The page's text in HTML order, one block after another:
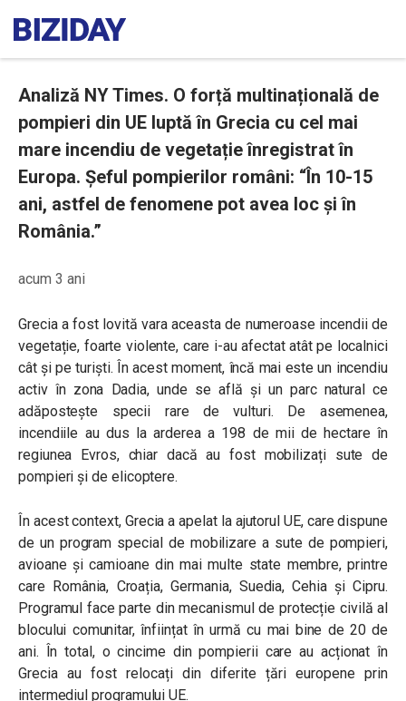
Analiză NY Times. O forță multinațională de
pompieri din UE luptă în Grecia cu cel mai
mare incendiu de vegetație înregistrat în
Europa. Șeful pompierilor români: “În 10-15
ani, astfel de fenomene pot avea loc și în
România.”
acum 3 ani
Grecia a fost lovită vara aceasta de numeroase incendii de
vegetație, foarte violente, care i-au afectat atât pe localnici
cât și pe turiști. În acest moment, încă mai este un incendiu
activ în zona Dadia, unde se află și un parc natural ce
adăpostește specii rare de vulturi. De asemenea,
incendiile au dus la arderea a 198 de mii de hectare în
regiunea Evros, chiar dacă au fost mobilizați sute de
pompieri și de elicoptere.
În acest context, Grecia a apelat la ajutorul UE, care dispune
de un program special de mobilizare a sute de pompieri,
avioane și camioane din mai multe state membre, printre
care România, Croația, Germania, Suedia, Cehia și Cipru.
Programul face parte din mecanismul de protecție civilă al
blocului comunitar, înființat în urmă cu mai bine de 20 de
ani. În total, o cincime din pompierii care au acționat în
Grecia au fost relocați din diferite țări europene prin
intermediul programului UE.